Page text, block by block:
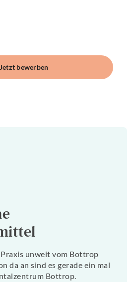
Jetzt bewerben
unweit vom Bottrop
da an sind es gerade ein mal
Bottrop.